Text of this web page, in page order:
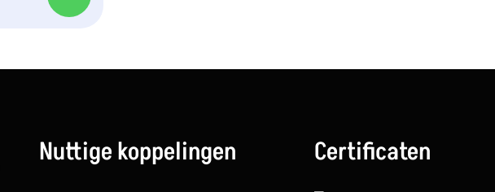
Nuttige koppelingen Certificaten